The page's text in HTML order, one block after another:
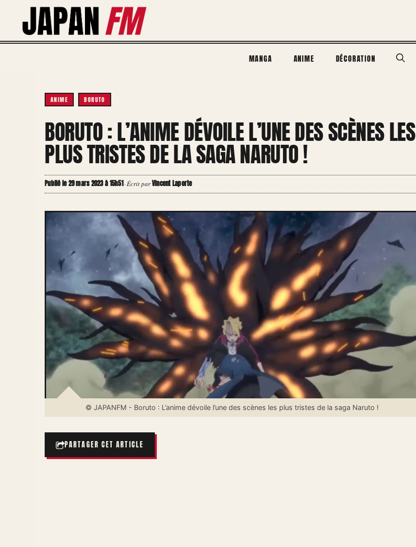
contenu
MANGA ANIME DÉCORATION
ANIME BORUTO
BORUTO : L’ANIME DÉVOILE L’UNE DES SCÈNES LES
PLUS TRISTES DE LA SAGA NARUTO !
Publié le 29 mars 2023 à 15h51·Écrit parVincent Laporte
© JAPANFM - Boruto : L’anime dévoile l’une des scènes les plus tristes de la saga Naruto !
PARTAGER CET ARTICLE